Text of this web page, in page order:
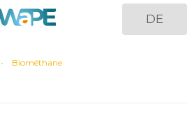
DE
Biométhane